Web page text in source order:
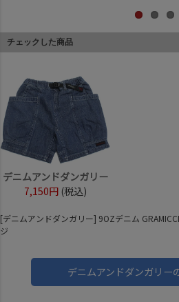
チェックした商品
デニムアンドダンガリー
7,150円 (税込)
[デニムアンドダンガリー] 9OZデニム
ジ
デニムアンドダンガリー